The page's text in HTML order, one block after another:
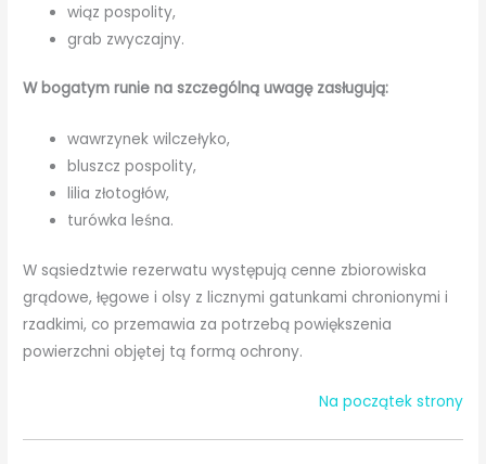
wiąz pospolity,
grab zwyczajny.
W bogatym runie na szczególną uwagę zasługują:
wawrzynek wilczełyko,
bluszcz pospolity,
lilia złotogłów,
turówka leśna.
W sąsiedztwie rezerwatu występują cenne zbiorowiska
grądowe, łęgowe i olsy z licznymi gatunkami chronionymi i
rzadkimi, co przemawia za potrzebą powiększenia
powierzchni objętej tą formą ochrony.
Na początek strony